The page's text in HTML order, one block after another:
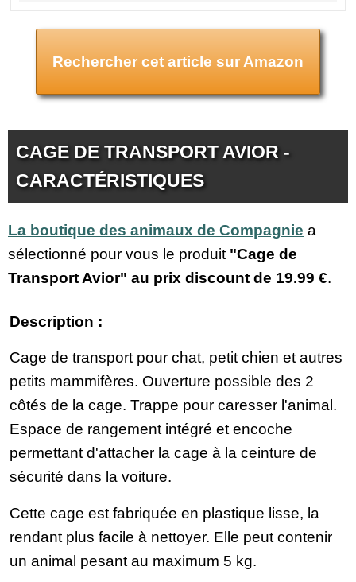
Rechercher cet article sur Amazon
CAGE DE TRANSPORT AVIOR -
CARACTÉRISTIQUES
La boutique des animaux de Compagnie a
sélectionné pour vous le produit "Cage de
Transport Avior" au prix discount de 19.99 €.
Description :
Cage de transport pour chat, petit chien et autres
petits mammifères. Ouverture possible des 2
côtés de la cage. Trappe pour caresser l'animal.
Espace de rangement intégré et encoche
permettant d'attacher la cage à la ceinture de
sécurité dans la voiture.
Cette cage est fabriquée en plastique lisse, la
rendant plus facile à nettoyer. Elle peut contenir
un animal pesant au maximum 5 kg.